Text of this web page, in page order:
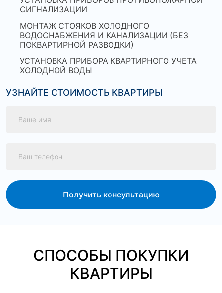
СИГНАЛИЗАЦИИ
МОНТАЖ СТОЯКОВ ХОЛОДНОГО
ВОДОСНАБЖЕНИЯ И КАНАЛИЗАЦИИ (БЕЗ
ПОКВАРТИРНОЙ РАЗВОДКИ)
УСТАНОВКА ПРИБОРА КВАРТИРНОГО УЧЕТА
ХОЛОДНОЙ ВОДЫ
УЗНАЙТЕ СТОИМОСТЬ КВАРТИРЫ
Получить консультацию
СПОСОБЫ ПОКУПКИ
КВАРТИРЫ